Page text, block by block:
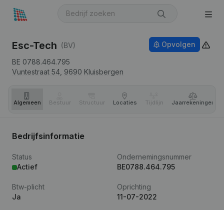
Esc-Tech (BV)
BE 0788.464.795
Vuntestraat 54, 9690 Kluisbergen
Opvolgen
Algemeen Bestuur Structuur Locaties Tijdlijn Jaar­rekeningen
Bedrijfsinformatie
Status
Actief
Ondernemingsnummer
BE0788.464.795
Btw-plicht
Ja
Oprichting
11-07-2022